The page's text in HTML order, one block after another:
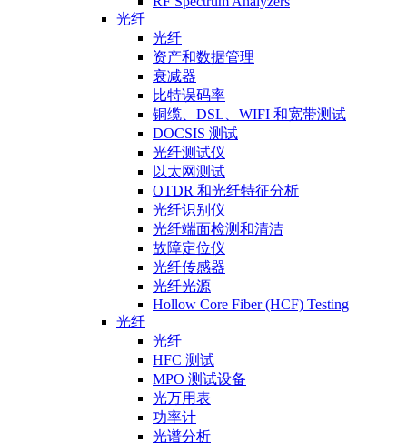
光纤
光纤
资产和数据管理
衰减器
比特误码率
铜缆、DSL、WIFI 和宽带测试
DOCSIS 测试
光纤测试仪
以太网测试
OTDR 和光纤特征分析
光纤识别仪
光纤端面检测和清洁
故障定位仪
光纤传感器
光纤光源
Hollow Core Fiber (HCF) Testing
光纤
光纤
HFC 测试
MPO 测试设备
光万用表
功率计
光谱分析